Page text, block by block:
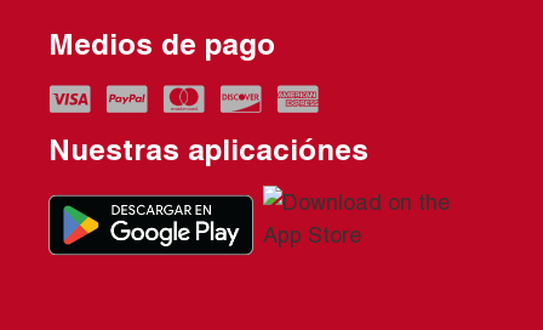
Medios de pago
Nuestras aplicaciónes